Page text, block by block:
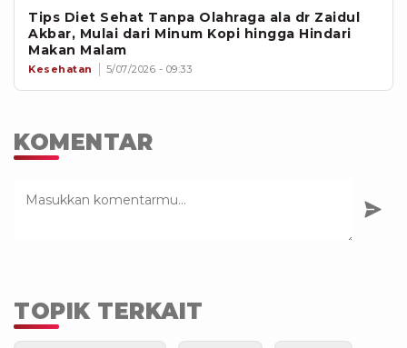
Tips Diet Sehat Tanpa Olahraga ala dr Zaidul
Akbar, Mulai dari Minum Kopi hingga Hindari
Makan Malam
Kesehatan 5/07/2026 - 09:33
KOMENTAR
TOPIK TERKAIT